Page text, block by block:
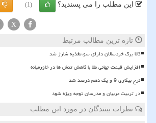
این مطلب را می پسندید؟ (1)
X
تازه ترین مطالب مرتبط
کالا برگ خردسالان دارای سوءتغذیه شارژ شد
افزایش قیمت جهانی طلا با کاهش تنش ها در خاورمیانه
نرخ بیکاری 9 و یک دهم درصد شد
در تربیت مربیان و مدرسان توجه ویژه شود
نظرات بینندگان در مورد این مطلب